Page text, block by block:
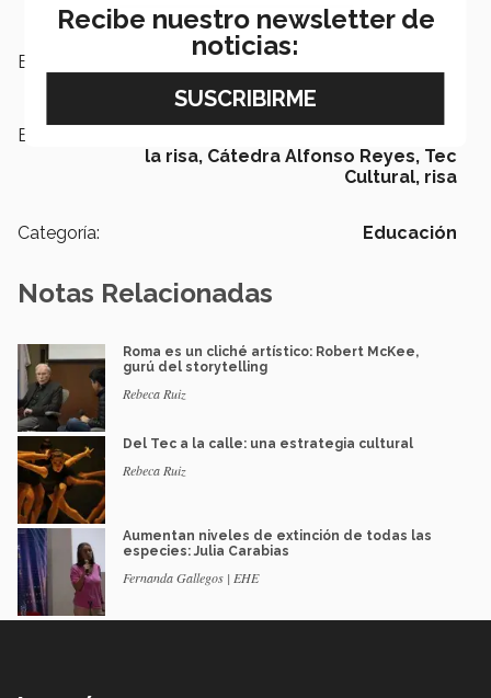
Escuelas: Humanidades y Educación
Etiquetas:
la risa, Cátedra Alfonso Reyes, Tec
Cultural, risa
Categoría: Educación
Notas Relacionadas
Roma es un cliché artístico: Robert McKee,
gurú del storytelling
Rebeca Ruiz
Del Tec a la calle: una estrategia cultural
Rebeca Ruiz
Aumentan niveles de extinción de todas las
especies: Julia Carabias
Fernanda Gallegos | EHE
Recibe nuestro newsletter de
noticias: